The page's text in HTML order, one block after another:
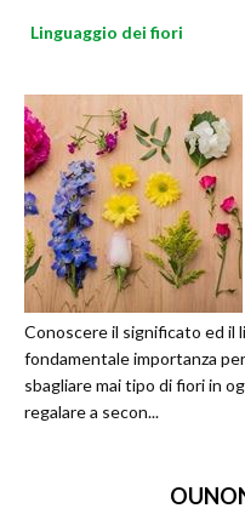
Linguaggio dei fiori
Conoscere il significato ed il
fondamentale importanza
sbagliare mai tipo di fiori in
regalare a secon...